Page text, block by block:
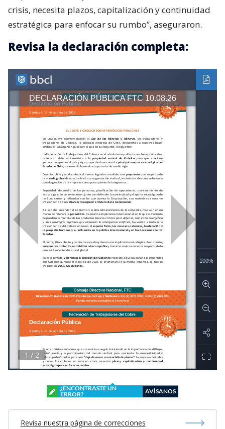
crisis, necesita plazos, capitalización y continuidad
estratégica para enfocar su rumbo”, aseguraron.
Revisa la declaración completa:
¿ENCONTRASTE UN
ERROR?
AVÍSANOS
Revisa nuestra página de correcciones